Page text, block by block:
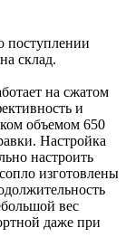
поступлении
склад.
на сжатом
и
объемом 650
Настройка
настроить
изготовлены
вес
даже при